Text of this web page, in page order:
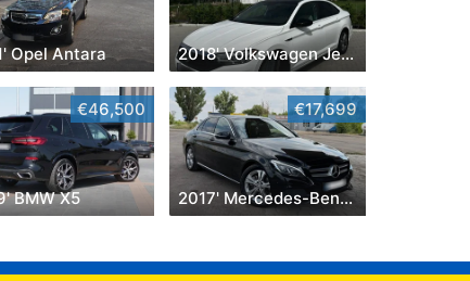
Opel Antara 2018' Volkswagen Jetta
€46,500
BMW X5
€17,699
2017' Mercedes-Benz C-Class